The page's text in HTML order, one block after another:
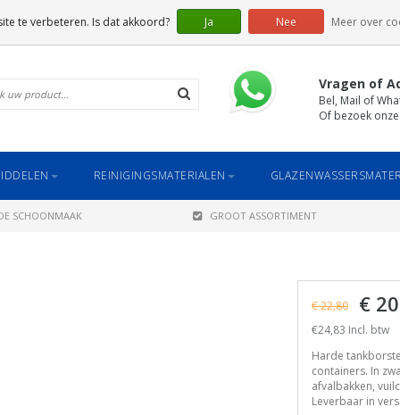
Vragen of
Bel, Mail of
Of bezoek
REINIGINGSMATERIALEN
SCHOONMAAK GROOT ASSORTIMENT
€ 22,80 €
€24,83 Incl. btw
Harde
containers. In
afvalbakken,
Leverbaar in
te verbeteren. Is dat akkoord? Ja Nee Meer over